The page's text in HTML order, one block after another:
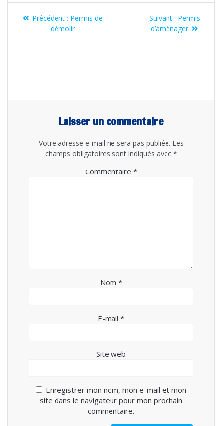
Navigation
l’article
Précédent : Article
précédent
Permis de
démolir
Suivant : Article
suivant
Permis
d’aménager
Laisser un commentaire
Votre adresse e-mail ne sera pas publiée. Les
champs obligatoires sont indiqués avec *
Commentaire *
Nom *
E-mail *
Site web
Enregistrer mon nom, mon e-mail et mon
site dans le navigateur pour mon prochain
commentaire.